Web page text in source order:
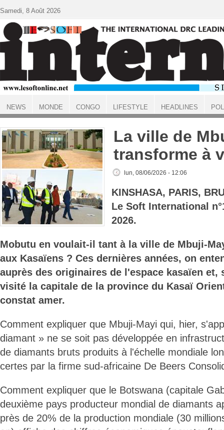
ACCUEIL
La ville de
transforme à
lun, 08/06/2026 - 12:06
KINSHASA, PARIS,
Le Soft International
2026.
Mobutu en voulait-il tant à la ville de Mbuji-
aux Kasaïens ? Ces dernières années, on
auprès des originaires de l'espace kasaïen
visité la capitale de la province du Kasaï
constat amer.
Comment expliquer que Mbuji-Mayi qui, hier,
diamant » ne se soit pas développée en
de diamants bruts produits à l'échelle mondiale
certes par la firme sud-africaine De Beers
Comment expliquer que le Botswana (capitale
deuxième pays producteur mondial de diamants
près de 20% de la production mondiale (30
Samedi, 8 Août 2026
NEWS MONDE CONGO LIFESTYLE HEADLINES